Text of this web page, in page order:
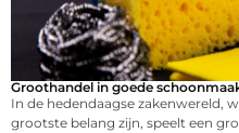
Groothandel in goede
In de hedendaagse zakenwereld,
grootste belang zijn, speelt een